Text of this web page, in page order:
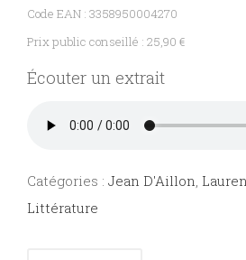
Code EAN : 3358950004270
Prix public conseillé : 25,90 €
Écouter un extrait
Catégories : Jean D'Aillon,
Littérature